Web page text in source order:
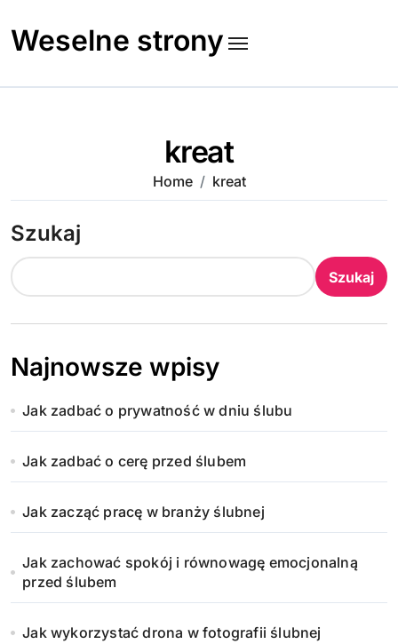
to
content
Weselne strony
kreat
Home kreat
Szukaj
Szukaj
Najnowsze wpisy
Jak zadbać o prywatność w dniu ślubu
Jak zadbać o cerę przed ślubem
Jak zacząć pracę w branży ślubnej
Jak zachować spokój i równowagę emocjonalną
przed ślubem
Jak wykorzystać drona w fotografii ślubnej